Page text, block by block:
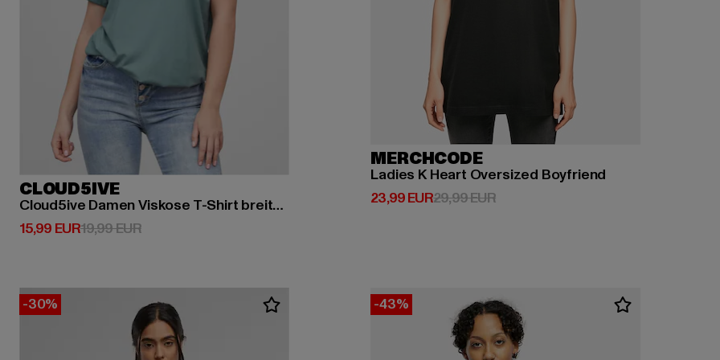
CLOUD5IVE
Cloud5ive Damen Viskose T-Shirt breiter Bund & offene Schulter
15,99 EUR
Derzeitiger Preis: 15,99 EUR
19,99 EURAktionspreis: 19,99 EUR
MERCHCODE
Ladies K Heart Oversized Boyfriend
23,99 EUR
Derzeitiger Preis: 23,99 EUR
29,99 EURAktionspreis: 29,99 EUR
-30% -43%